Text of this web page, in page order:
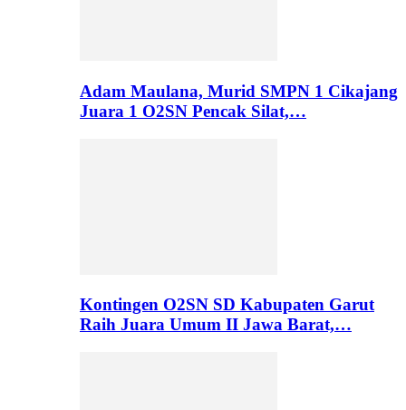
Adam Maulana, Murid SMPN 1 Cikajang
Juara 1 O2SN Pencak Silat,…
Kontingen O2SN SD Kabupaten Garut
Raih Juara Umum II Jawa Barat,…